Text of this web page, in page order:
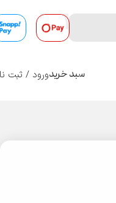
0
سبد خریدورود / ثبت